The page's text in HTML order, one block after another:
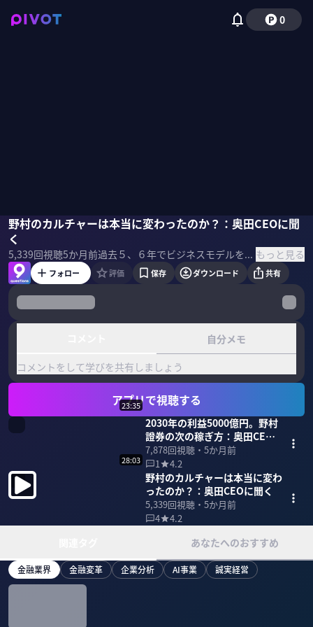
0
野村のカルチャーは本当に変わったのか？：奥田CEOに聞
く
5,339回視聴5か月前 過去５、６年でビジネスモデルを転換させた野村證券。2030年の税前利益5000億円に向けて、どんな成長戦略を描いているのか？カルチャー改革はどこまで進んだのか？野村ホールディングスの奥田健太郎CEOに９つの質問を投げかけた。 ＜ゲスト＞ 奥田健太郎｜野村ホールディングス グループCEO 1987年野村證券入社。M&Aグローバルヘッドやホールセール共同部門長等の要職を歴任。2017年より米州地域ヘッドとしてNYに駐在。20年野村ホールディングス代表執行役社長グループCEOに就任。21年より野村證券の社長も兼務する。 ＜目次＞ もっと見る
奥田健太郎佐々木紀彦
フォロー 評価 保存 ダウンロード 共有
自分メモ
コメントをして学びを共有しましょう
アプリで視聴する
23:35
2030年の利益5000億円。野村
證券の次の稼ぎ方：奥田CEO
に聞く
7,878回視聴・ 5か月前
1
4.2
28:03
野村のカルチャーは本当に変わ
ったのか？：奥田CEOに聞く
5,339回視聴・ 5か月前
4
4.2
あなたへのおすすめ
金融業界 金融変革 企業分析 AI事業 誠実経営